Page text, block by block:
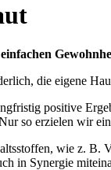
die eigene
positive
so erzielen wir
wie z. B.
in Synergie